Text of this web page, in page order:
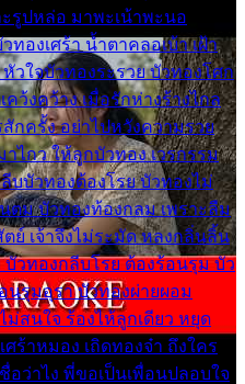
รูปหล่อ มาพะเน้าพะนอ
ทองเศร้า น้ำตาคลอเบ้า เฝ้า
ใจบัวทองระรวย บัวทองโศก
คว้งคว้าง เมื่อรักห่างร้างไกล
กครั้ง อย่าไปหวังความรวย
ไกว ให้ลูกบัวทอง เวรกรรม
บบัวทองต้องโรย บัวทองไม่
ตม บัวทองท้องกลม เพราะลืม
ย์ เจ้าจึงไม่ระมัด หลงกลิ่นลิ้น
บัวทองกลีบโรย ต้องร้อนรุม บัว
รุมอุรา บัวทองผ่ายผอม
สนใจ ร้องไห้ลูกเดียว หยุด
ร้าหมอง เถิดทองจ๋า ถึงใคร
อว่าไง พี่ขอเป็นเพื่อนปลอบใจ